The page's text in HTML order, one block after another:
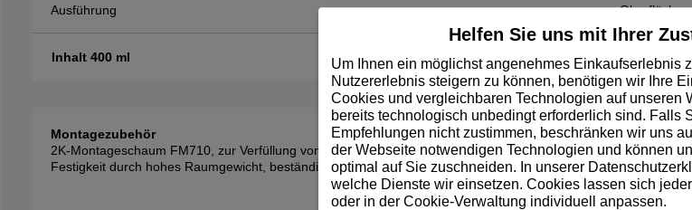
Ausführung Oberfläche
Inhalt 400 ml
Montagezubehör
2K-Montageschaum FM710, zur Verfüllung von Hohlräumen sowie zur Dämmung und Isolierung, schnelle
Festigkeit durch hohes Raumgewicht, beständig gegen Verrottung, Wärme, Wasser und viele Chemikalien
Helfen Sie uns mit Ihrer
Um Ihnen ein möglichst angenehmes Einkaufserlebnis
Nutzererlebnis steigern zu können, benötigen wir Ihre
Cookies und vergleichbaren Technologien auf unseren
bereits technologisch unbedingt erforderlich sind. Falls
Empfehlungen nicht zustimmen, beschränken wir uns
der Webseite notwendigen Technologien und können
optimal auf Sie zuschneiden. In unserer
welche Dienste wir einsetzen. Cookies lassen sich
oder in der Cookie-Verwaltung individuell anpassen.